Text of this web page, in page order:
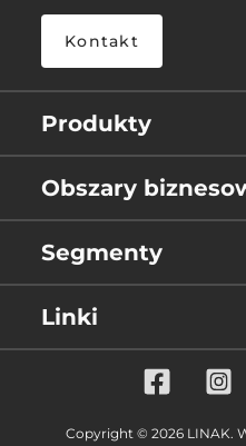
Kontakt
Produkty
Obszary
Segmenty
Linki
Copyright © 2026 LINAK.